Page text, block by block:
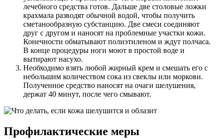
лечебного средства готов. Дальше две столовые ложки
крахмала разводят обычной водой, чтобы получить
сметанообразную субстанцию. Две смеси соединяют
друг с другом и наносят на проблемные участки кожи.
Конечности обматывают полиэтиленом и ждут полчаса.
В конце процедуры ноги моют в простой воде и
вытирают насухо.
Необходимо взять любой жирный крем и смешать его с
небольшим количеством сока из свеклы или моркови.
Полученное средство наносят на очаги шелушения,
держат 40 минут, после чего смывают.
Профилактические меры